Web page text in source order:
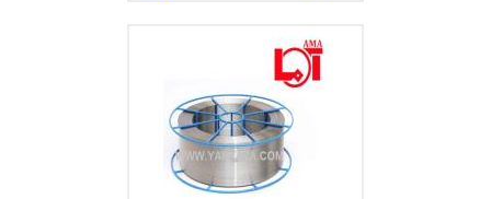
FCAW، در هر دو نوع با گاز محافظ یا به صورت خودمحافظ در سال
۱۹۵۰ توسعه داده شد و در سال ۱۹۶۰ وارد بازار گردید. این روش